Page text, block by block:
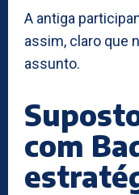
A antiga
assim, claro que
assunto.
com